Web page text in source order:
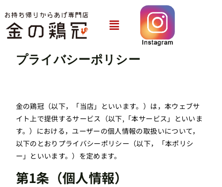
容
を
メ
ニ
ー
プライバシーポリシー
金の鶏冠（以下，「当店」といいます。）は，本ウェブサ
イト上で提供するサービス（以下,「本サービス」といいま
す。）における，ユーザーの個人情報の取扱いについて，
以下のとおりプライバシーポリシー（以下，「本ポリシ
ー」といいます。）を定めます。
第1条（個人情報）